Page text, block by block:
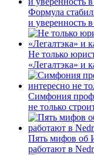
Формула
и уверенность
Не только
«Легалтэка» и
Симфония
не только
Пять мифов об
работают в